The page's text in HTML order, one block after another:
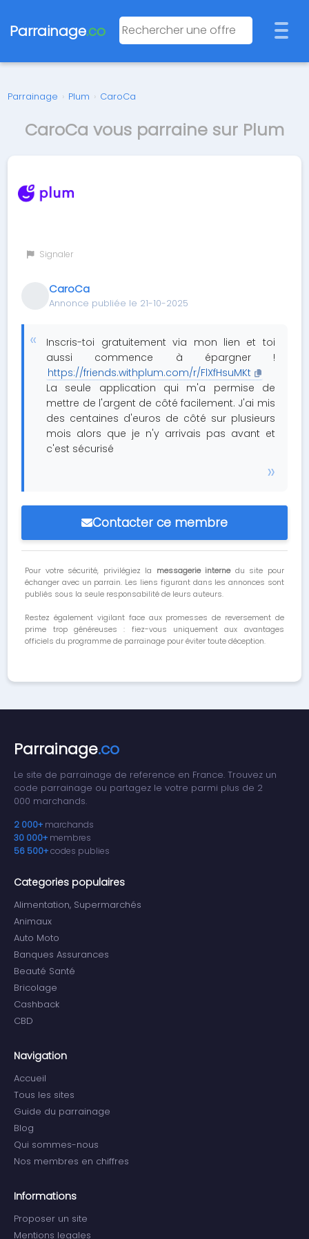
Parrainage.co
Parrainage › Plum › CaroCa
CaroCa vous parraine sur Plum
Signaler
CaroCa
Annonce publiée le 21-10-2025
Inscris-toi gratuitement via mon lien et toi
aussi commence à épargner !
https://friends.withplum.com/r/FlXfHsuMKt
La seule application qui m'a permise de
mettre de l'argent de côté facilement. J'ai mis
des centaines d'euros de côté sur plusieurs
mois alors que je n'y arrivais pas avant et
c'est sécurisé
Contacter ce membre
Pour votre sécurité, privilégiez la messagerie internedu site pour
échanger avec un parrain. Les liens figurant dans les annonces sont
publiés sous la seule responsabilité de leurs auteurs.
Restez également vigilant face aux promesses de reversement de
prime trop généreuses : fiez-vous uniquement aux avantages
officiels du programme de parrainage pour éviter toute déception.
Parrainage.co
Le site de parrainage de reference en France. Trouvez un
code parrainage ou partagez le votre parmi plus de 2
000 marchands.
2 000+ marchands
30 000+ membres
56 500+codes publies
Categories populaires
Alimentation, Supermarchés
Animaux
Auto Moto
Banques Assurances
Beauté Santé
Bricolage
Cashback
CBD
Navigation
Accueil
Tous les sites
Guide du parrainage
Blog
Qui sommes-nous
Nos membres en chiffres
Informations
Proposer un site
Mentions legales